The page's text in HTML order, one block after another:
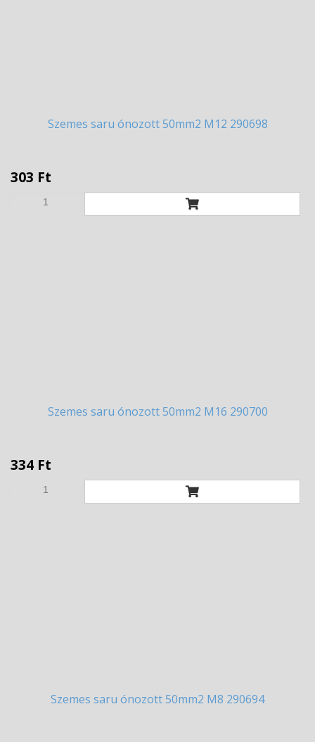
Szemes saru ónozott 50mm2 M12 290698
303 Ft
Szemes saru ónozott 50mm2 M16 290700
334 Ft
Szemes saru ónozott 50mm2 M8 290694